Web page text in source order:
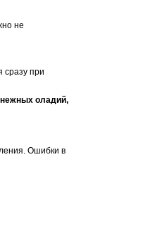
не
сразу при
оладий,
Ошибки в